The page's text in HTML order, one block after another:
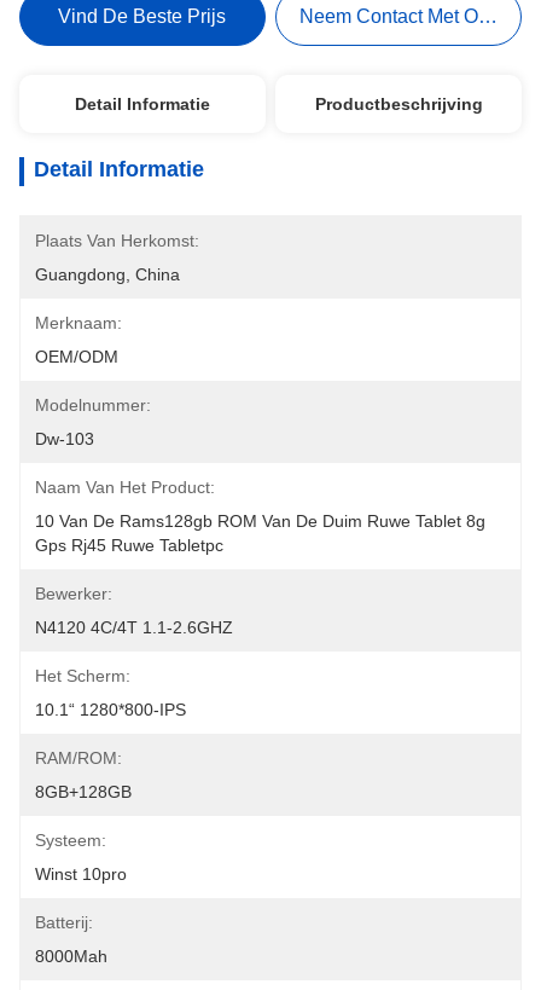
Vind De Beste Prijs Neem Contact Met Ons Op
Detail Informatie Productbeschrijving
Detail Informatie
Plaats Van Herkomst:
Guangdong, China
Merknaam:
OEM/ODM
Modelnummer:
Dw-103
Naam Van Het Product:
10 Van De Rams128gb ROM Van De Duim Ruwe Tablet 8g
Gps Rj45 Ruwe Tabletpc
Bewerker:
N4120 4C/4T 1.1-2.6GHZ
Het Scherm:
10.1“ 1280*800-IPS
RAM/ROM:
8GB+128GB
Systeem:
Winst 10pro
Batterij:
8000Mah